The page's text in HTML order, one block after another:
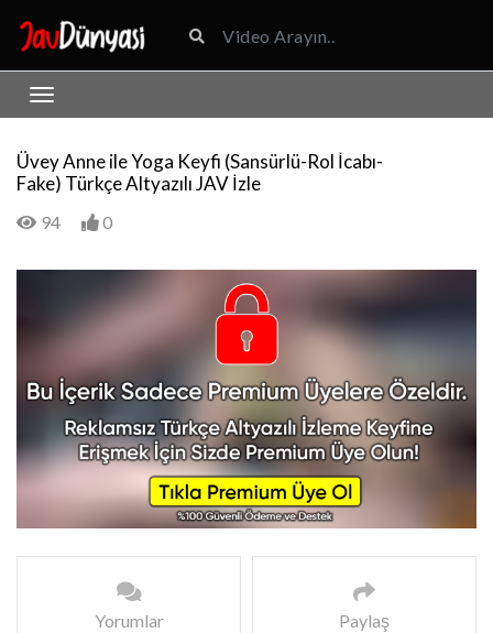
Üvey Anne ile Yoga Keyfi (Sansürlü-Rol İcabı-
Fake) Türkçe Altyazılı JAV İzle
94 0
Yorumlar Paylaş